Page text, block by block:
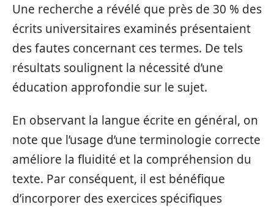
Une recherche a révélé que près de 30 % des
écrits universitaires examinés présentaient
des fautes concernant ces termes. De tels
résultats soulignent la nécessité d’une
éducation approfondie sur le sujet.
En observant la langue écrite en général, on
note que l’usage d’une terminologie correcte
améliore la fluidité et la compréhension du
texte. Par conséquent, il est bénéfique
d’incorporer des exercices spécifiques